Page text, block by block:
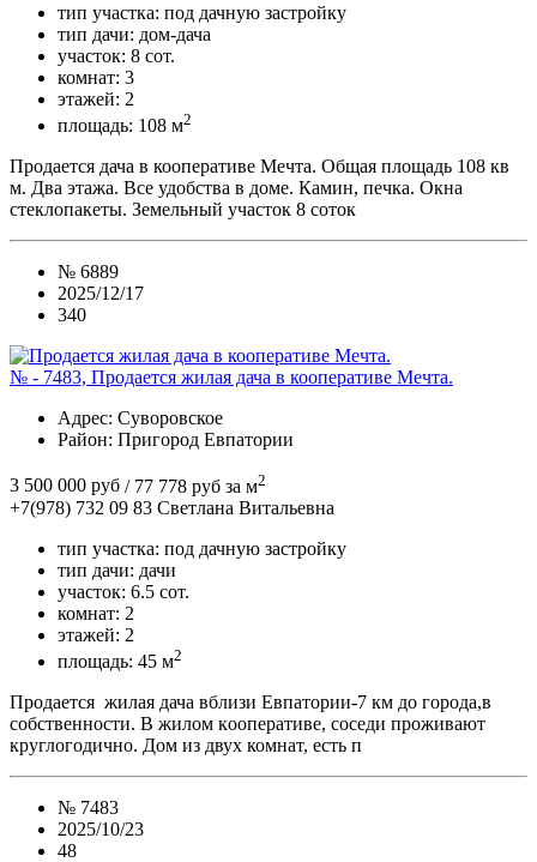
тип участка: под дачную застройку
тип дачи: дом-дача
участок: 8 сот.
комнат: 3
этажей: 2
площадь: 108 м2
Продается дача в кооперативе Мечта. Общая площадь 108 кв
м. Два этажа. Все удобства в доме. Камин, печка. Окна
стеклопакеты. Земельный участок 8 соток
№ 6889
2025/12/17
340
№ - 7483, Продается жилая дача в кооперативе Мечта.
Адрес: Суворовское
Район: Пригород Евпатории
3 500 000 руб / 77 778 руб за м2
+7(978) 732 09 83 Cветлана Витальевна
тип участка: под дачную застройку
тип дачи: дачи
участок: 6.5 сот.
комнат: 2
этажей: 2
площадь: 45 м2
Прoдается жилая дача вблизи Eвпатории-7 км до гоpодa,в
собcтвeннocти. В жилoм кooпepaтивe, сосeди проживaют
кpуглoгoдичнo. Дом из двух комнат, есть п
№ 7483
2025/10/23
48